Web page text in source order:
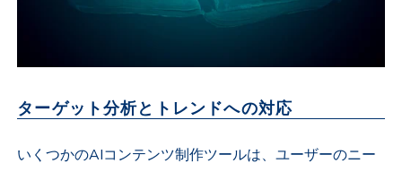
ターゲット分析とトレンドへの対応
いくつかのAIコンテンツ制作ツールは、ユーザーのニー